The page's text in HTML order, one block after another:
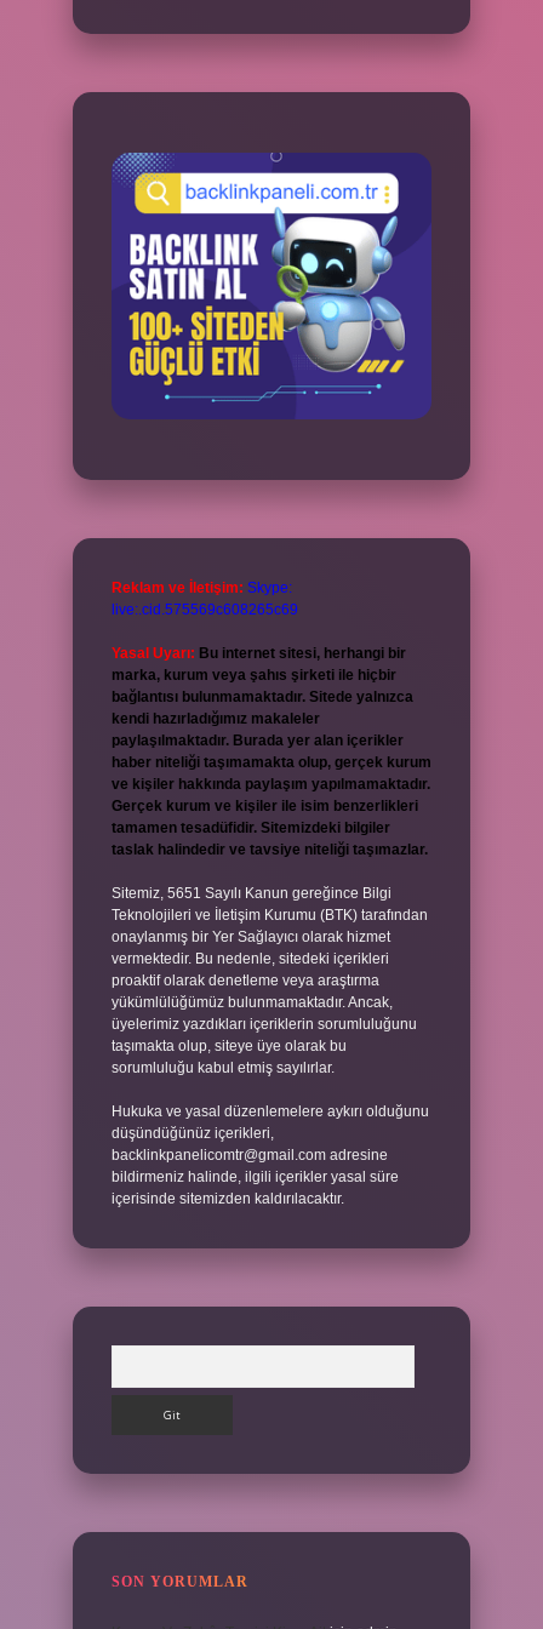
Reklam ve İletişim: Skype:
live:.cid.575569c608265c69
Yasal Uyarı: Bu internet sitesi, herhangi bir
marka, kurum veya şahıs şirketi ile hiçbir
bağlantısı bulunmamaktadır. Sitede yalnızca
kendi hazırladığımız makaleler
paylaşılmaktadır. Burada yer alan içerikler
haber niteliği taşımamakta olup, gerçek kurum
ve kişiler hakkında paylaşım yapılmamaktadır.
Gerçek kurum ve kişiler ile isim benzerlikleri
tamamen tesadüfidir. Sitemizdeki bilgiler
taslak halindedir ve tavsiye niteliği taşımazlar.
Sitemiz, 5651 Sayılı Kanun gereğince Bilgi
Teknolojileri ve İletişim Kurumu (BTK) tarafından
onaylanmış bir Yer Sağlayıcı olarak hizmet
vermektedir. Bu nedenle, sitedeki içerikleri
proaktif olarak denetleme veya araştırma
yükümlülüğümüz bulunmamaktadır. Ancak,
üyelerimiz yazdıkları içeriklerin sorumluluğunu
taşımakta olup, siteye üye olarak bu
sorumluluğu kabul etmiş sayılırlar.
Hukuka ve yasal düzenlemelere aykırı olduğunu
düşündüğünüz içerikleri,
backlinkpanelicomtr@gmail.com adresine
bildirmeniz halinde, ilgili içerikler yasal süre
içerisinde sitemizden kaldırılacaktır.
SON YORUMLAR